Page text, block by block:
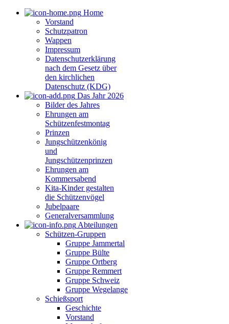
Home
Vorstand
Schutzpatron
Wappen
Impressum
Datenschutzerklärung
nach dem Gesetz über
den kirchlichen
Datenschutz (KDG)
Das Jahr 2026
Bilder des Jahres
Ehrungen am
Schützenfestmontag
Prinzen
Jungschützenkönig
und
Jungschützenprinzen
Ehrungen am
Kommersabend
Kita-Kinder gestalten
die Schützenvögel
Jubelpaare
Generalversammlung
Abteilungen
Schützen-Gruppen
Gruppe Jammertal
Gruppe Bülte
Gruppe Ortberg
Gruppe Remmert
Gruppe Schweiz
Gruppe Wegelange
Schießsport
Geschichte
Vorstand